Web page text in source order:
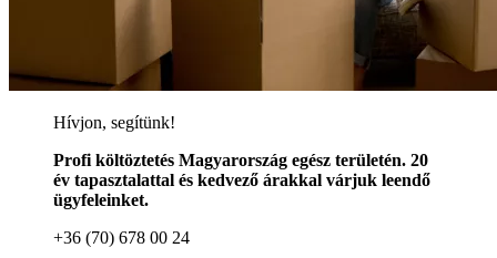
Hívjon, segítünk!
Profi költöztetés Magyarország egész területén. 20
év tapasztalattal és kedvező árakkal várjuk leendő
ügyfeleinket.
+36 (70) 678 00 24